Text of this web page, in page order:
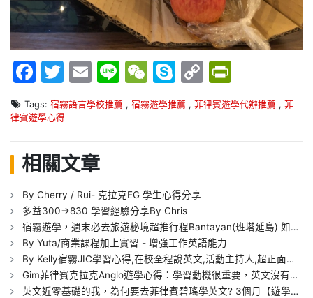
Facebook
Twitter
Email
LineWeChat
Skype
Copy
Link
Tags:宿霧語言學校推薦 ,宿霧遊學推薦 ,菲律賓遊學代辦推薦 ,菲
律賓遊學心得
相關文章
By Cherry / Rui- 克拉克EG 學生心得分享
多益300->830 學習經驗分享By Chris
宿霧遊學，週末必去旅遊秘境超推行程Bantayan(班塔延島) 如何去? 費用多少?
By Yuta/商業課程加上實習 - 增強工作英語能力
By Kelly宿霧JIC學習心得,在校全程說英文,活動主持人,超正面能量.
Gim菲律賓克拉克Anglo遊學心得：學習動機很重要，英文沒有年齡限制，任何年齡層的人都能夠提升自己
英文近零基礎的我，為何要去菲律賓碧瑤學英文? 3個月【遊學心得】學習效果與分享好吃好玩